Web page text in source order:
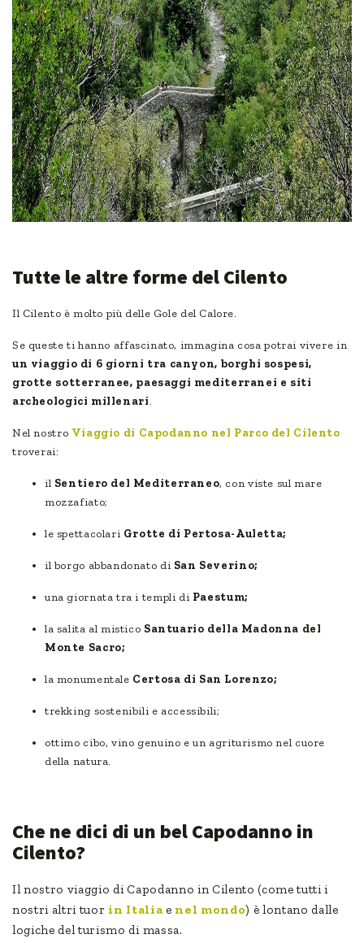
Tutte le altre forme del Cilento
Il Cilento è molto più delle Gole del Calore.
Se queste ti hanno affascinato, immagina cosa potrai vivere in
un viaggio di 6 giorni tra canyon, borghi sospesi,
grotte sotterranee, paesaggi mediterranei e siti
archeologici millenari.
Nel nostro Viaggio di Capodanno nel Parco del Cilento
troverai:
il Sentiero del Mediterraneo, con viste sul mare
mozzafiato;
le spettacolari Grotte di Pertosa-Auletta;
il borgo abbandonato di San Severino;
una giornata tra i templi di Paestum;
la salita al mistico Santuario della Madonna del
Monte Sacro;
la monumentale Certosa di San Lorenzo;
trekking sostenibili e accessibili;
ottimo cibo, vino genuino e un agriturismo nel cuore
della natura.
Che ne dici di un bel Capodanno in
Cilento?
Il nostro viaggio di Capodanno in Cilento (come tutti i
nostri altri tuor in Italia e nel mondo) è lontano dalle
logiche del turismo di massa.